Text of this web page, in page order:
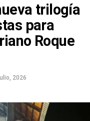
trilogía
para
Roque
2026